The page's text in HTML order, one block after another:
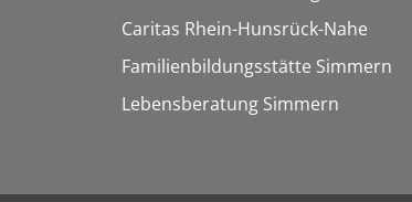
Caritas Rhein-Hunsrück-Nahe
Familienbildungsstätte Simmern
Lebensberatung Simmern